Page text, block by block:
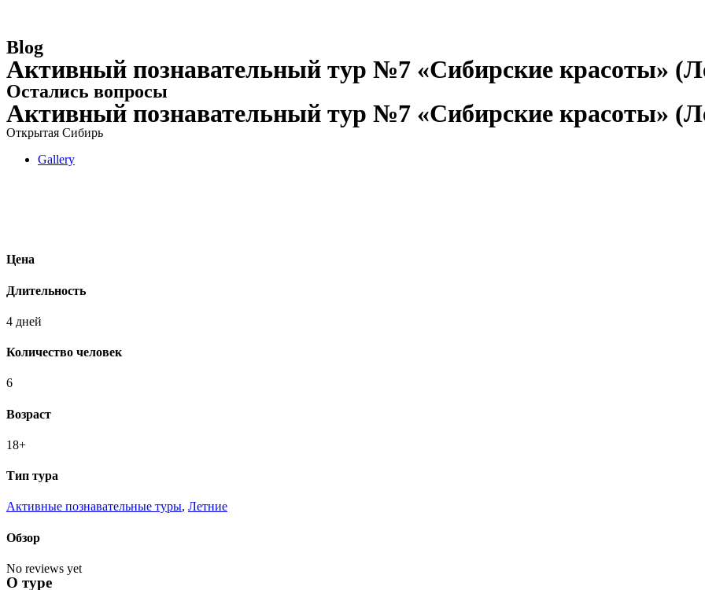
Blog
Активный познавательный тур №7 «Сибирские красоты»
Остались вопросы
Активный познавательный тур №7 «Сибирские красоты»
Открытая Сибирь
Gallery
Цена
Длительность
4 дней
Количество человек
6
Возраст
18+
Тип тура
Активные познавательные туры, Летние
Обзор
No reviews yet
О туре